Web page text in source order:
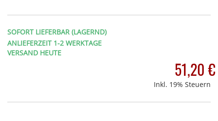
SOFORT LIEFERBAR (LAGERND)
ANLIEFERZEIT 1-2 WERKTAGE
VERSAND HEUTE
51,20 €
Inkl. 19% Steuern